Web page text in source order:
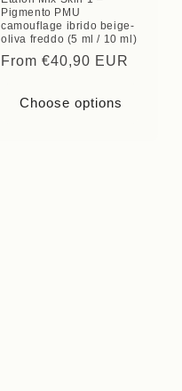
Pigmento PMU
camouflage ibrido beige-
oliva freddo (5 ml / 10 ml)
Regular
From €40,90 EUR
Choose options